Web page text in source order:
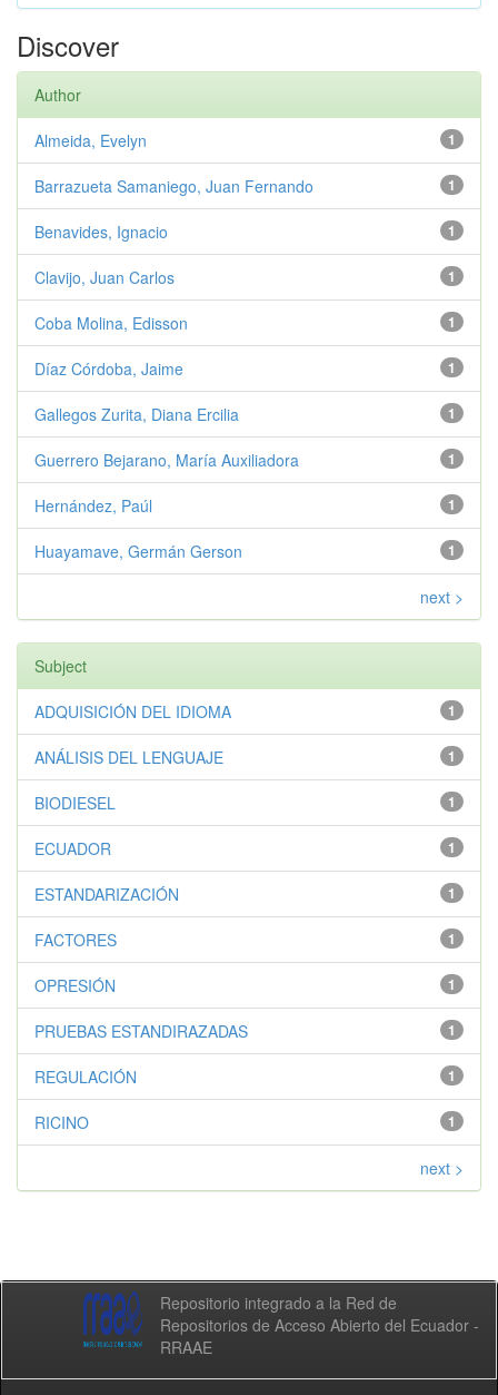
Discover
Author
1
Almeida, Evelyn
1
Barrazueta Samaniego, Juan Fernando
1
Benavides, Ignacio
1
Clavijo, Juan Carlos
1
Coba Molina, Edisson
1
Díaz Córdoba, Jaime
1
Gallegos Zurita, Diana Ercilia
1
Guerrero Bejarano, María Auxiliadora
1
Hernández, Paúl
1
Huayamave, Germán Gerson
next >
Subject
1
ADQUISICIÓN DEL IDIOMA
1
ANÁLISIS DEL LENGUAJE
1
BIODIESEL
1
ECUADOR
1
ESTANDARIZACIÓN
1
FACTORES
1
OPRESIÓN
1
PRUEBAS ESTANDIRAZADAS
1
REGULACIÓN
1
RICINO
next >
Repositorio integrado a la Red de
Repositorios de Acceso Abierto del Ecuador -
RRAAE